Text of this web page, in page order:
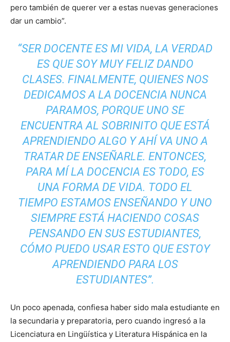
pero también de querer ver a estas nuevas generaciones
dar un cambio”.
“SER DOCENTE ES MI VIDA, LA VERDAD
ES QUE SOY MUY FELIZ DANDO
CLASES. FINALMENTE, QUIENES NOS
DEDICAMOS A LA DOCENCIA NUNCA
PARAMOS, PORQUE UNO SE
ENCUENTRA AL SOBRINITO QUE ESTÁ
APRENDIENDO ALGO Y AHÍ VA UNO A
TRATAR DE ENSEÑARLE. ENTONCES,
PARA MÍ LA DOCENCIA ES TODO, ES
UNA FORMA DE VIDA. TODO EL
TIEMPO ESTAMOS ENSEÑANDO Y UNO
SIEMPRE ESTÁ HACIENDO COSAS
PENSANDO EN SUS ESTUDIANTES,
CÓMO PUEDO USAR ESTO QUE ESTOY
APRENDIENDO PARA LOS
ESTUDIANTES”.
Un poco apenada, confiesa haber sido mala estudiante en
la secundaria y preparatoria, pero cuando ingresó a la
Licenciatura en Lingüística y Literatura Hispánica en la